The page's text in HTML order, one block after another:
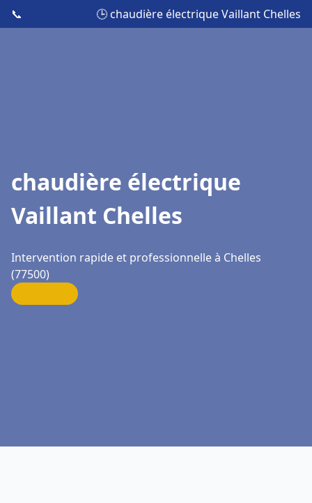
📞 🕒 chaudière électrique Vaillant Chelles
chaudière électrique
Vaillant Chelles
Intervention rapide et professionnelle à Chelles
(77500)